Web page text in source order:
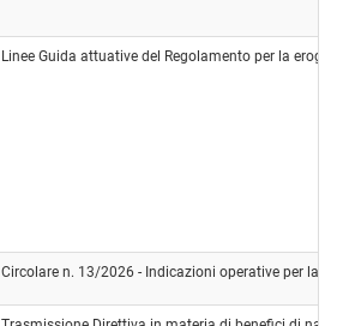
Linee Guida attuative del Regolamento per la
Circolare n. 13/2026 - Indicazioni operative per la